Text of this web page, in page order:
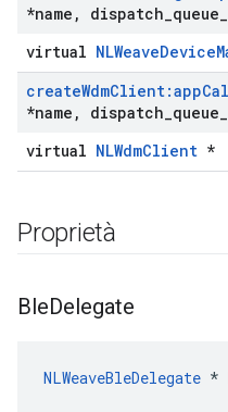
*name , dispatch queue
virtual
createWdmClient:app
*name , dispatch queue
virtual NLWdmClient *
Proprietà
BleDelegate
NLWeaveBleDelegate *